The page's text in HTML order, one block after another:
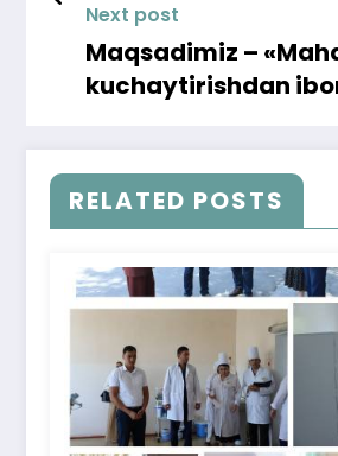
Next post
Maqsadimiz –
kuchaytirishdan
RELATED POSTS